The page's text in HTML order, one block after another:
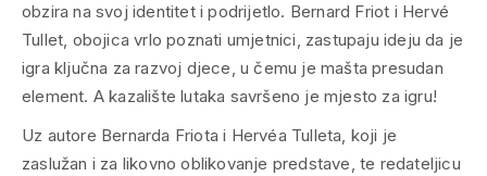
obzira na svoj identitet i podrijetlo. Bernard Friot i Hervé
Tullet, obojica vrlo poznati umjetnici, zastupaju ideju da je
igra ključna za razvoj djece, u čemu je mašta presudan
element. A kazalište lutaka savršeno je mjesto za igru!
Uz autore Bernarda Friota i Hervéa Tulleta, koji je
zaslužan i za likovno oblikovanje predstave, te redateljicu